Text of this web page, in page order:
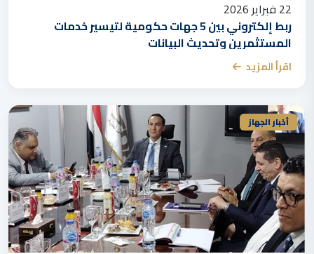
22 فبراير 2026
ربط إلكتروني بين 5 جهات حكومية لتيسير خدمات
المستثمرين وتحديث البيانات
اقرأ المزيد
أخبار الجهاز